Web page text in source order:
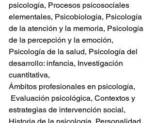
psicología, Procesos psicosociales
elementales, Psicobiología, Psicología
de la atención y la memoria, Psicología
de la percepción y la emoción,
Psicología de la salud, Psicología del
desarrollo: infancia, Investigación
cuantitativa,
Ámbitos profesionales en psicología,
Evaluación psicológica, Contextos y
estrategias de intervención social,